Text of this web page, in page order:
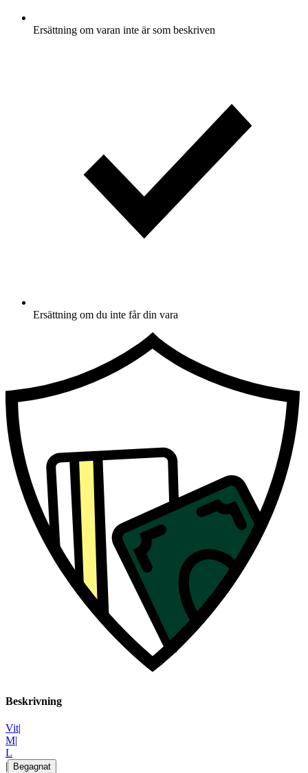
Ersättning om varan inte är som beskriven
Ersättning om du inte får din vara
Beskrivning
Vit|
M|
L
|
Begagnat